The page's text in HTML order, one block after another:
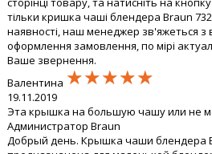
тільки кришка чаші блендера Braun
наявності, наш менеджер зв'яжеться з
оформлення замовлення, по мірі
Ваше звернення.
Валентина ★★★★★
★★★★★
★★★★★
19.11.2019
Эта крышка на большую чашу или не
Администратор Braun
Добрый день. Крышка чаши блендера